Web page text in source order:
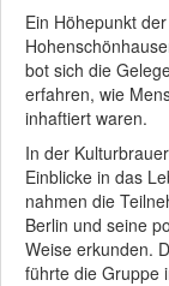
Ein Höhepunkt
bot sich die
erfahren, wie
inhaftiert waren.
In der
Einblicke in das
nahmen die
Berlin und seine
Weise erkunden.
führte die Gruppe